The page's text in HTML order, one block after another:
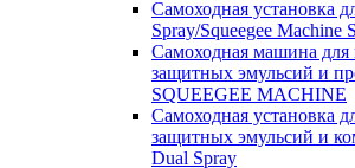
Самоходная установка
Spray/Squeegee Machine
Самоходная машина для
защитных эмульсий и
SQUEEGEE MACHINE
Самоходная установка
защитных эмульсий и
Dual Spray